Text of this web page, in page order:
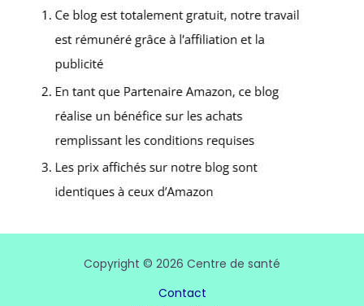
Copyright © 2026 Centre de santé
Contact